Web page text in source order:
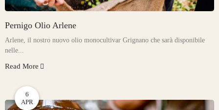
Pernigo Olio Arlene
Arlene, il nostro nuovo olio monocultivar Grignano che sarà disponibile
nelle...
Read More
6
APR